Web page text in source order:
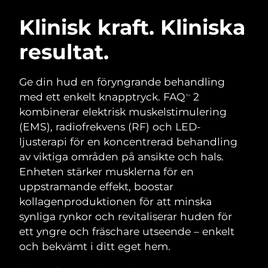
Klinisk kraft. Kliniska
resultat.
Ge din hud en föryngrande behandling
med ett enkelt knapptryck. FAQTM
2
kombinerar elektrisk muskelstimulering
(EMS), radiofrekvens (RF) och LED-
ljusterapi för en koncentrerad behandling
av viktiga områden på ansikte och hals.
Enheten stärker musklerna för en
uppstramande effekt, boostar
kollagenproduktionen för att minska
synliga rynkor och revitaliserar huden för
ett yngre och fräschare utseende – enkelt
och bekvämt i ditt eget hem.
LUNA™ 4-paket
Anti-aging massage
LUNA™ 4 Plus
Massage, LED heating
LUNA™ 4 Men
For men, anti-aging massage
BEAR™ 2-paket
Microcurrent toning
BEAR™ 2 go
Microcurrent toning on-the-go
BEAR™ 2 eyes & lips
Microcurrent line smoothing device
Återfuktning
UFO™ 3-paket
Deep facial hydration
UFO™ 3 LED
Near-infrared and red light therapy
device
Munvård
issa™ 4
Hybrid silicone sonic toothbrush
issa™ 4 plus
Smart hybrid silicone sonic toothbrush
FAQ™ ANTI-AGING-BEHANDLING
Anti-aging LED-behandlingar
NEW
Österrike Förväntad leverans 8/10/26
Bahrain
Belgien
Bermuda Förväntad leverans
Bosnien och
Hercegovina
Förväntad leverans8/13/26
Brunei Förväntad leverans
Bulgarien Förväntad leverans
Kanada Förväntad leverans8/14/26